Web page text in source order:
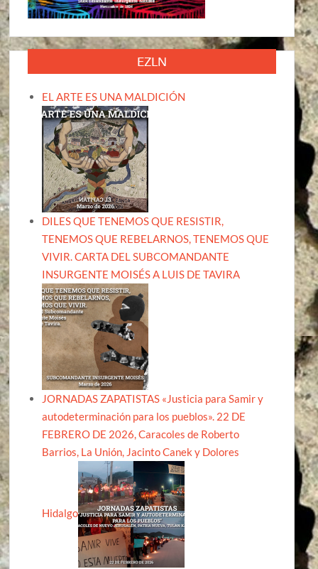
EZLN
EL ARTE ES UNA MALDICIÓN
DILES QUE TENEMOS QUE RESISTIR,
TENEMOS QUE REBELARNOS, TENEMOS QUE
VIVIR. CARTA DEL SUBCOMANDANTE
INSURGENTE MOISÉS A LUIS DE TAVIRA
JORNADAS ZAPATISTAS «Justicia para Samir y
autodeterminación para los pueblos». 22 DE
FEBRERO DE 2026, Caracoles de Roberto
Barrios, La Unión, Jacinto Canek y Dolores
Hidalgo